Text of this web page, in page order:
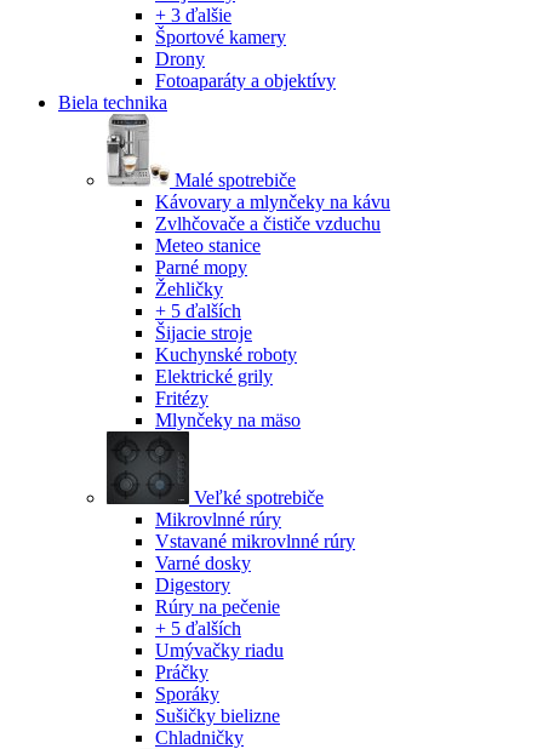
+ 3 ďalšie
Športové kamery
Drony
Fotoaparáty a objektívy
Biela technika
Malé spotrebiče
Kávovary a mlynčeky na kávu
Zvlhčovače a čističe vzduchu
Meteo stanice
Parné mopy
Žehličky
+ 5 ďalších
Šijacie stroje
Kuchynské roboty
Elektrické grily
Fritézy
Mlynčeky na mäso
Veľké spotrebiče
Mikrovlnné rúry
Vstavané mikrovlnné rúry
Varné dosky
Digestory
Rúry na pečenie
+ 5 ďalších
Umývačky riadu
Práčky
Sporáky
Sušičky bielizne
Chladničky